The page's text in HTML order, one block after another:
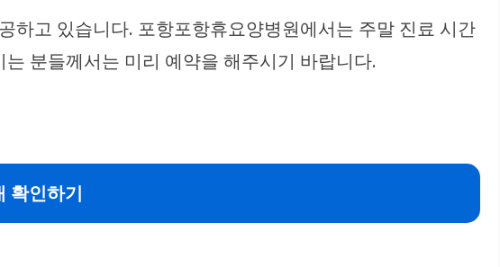
하고 있습니다. 포항포항휴요양병원에서는 주말 진료 시간
분들께서는 미리 예약을 해주시기 바랍니다.
확인하기